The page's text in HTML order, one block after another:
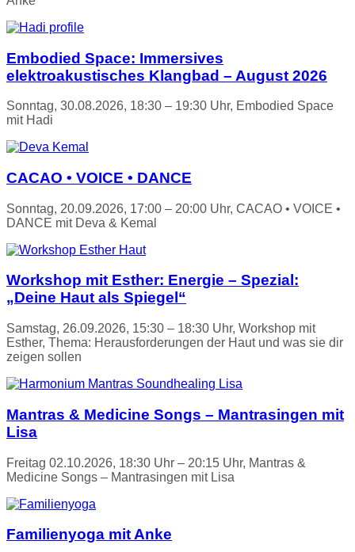
Embodied Space: Immersives
elektroakustisches Klangbad – August 2026
Sonntag, 30.08.2026, 18:30 – 19:30 Uhr, Embodied Space
mit Hadi
CACAO • VOICE • DANCE
Sonntag, 20.09.2026, 17:00 – 20:00 Uhr, CACAO • VOICE •
DANCE mit Deva & Kemal
Workshop mit Esther: Energie – Spezial:
„Deine Haut als Spiegel“
Samstag, 26.09.2026, 15:30 – 18:30 Uhr, Workshop mit
Esther, Thema: Herausforderungen der Haut und was sie dir
zeigen sollen
Mantras & Medicine Songs – Mantrasingen mit
Lisa
Freitag 02.10.2026, 18:30 Uhr – 20:15 Uhr, Mantras &
Medicine Songs – Mantrasingen mit Lisa
Familienyoga mit Anke